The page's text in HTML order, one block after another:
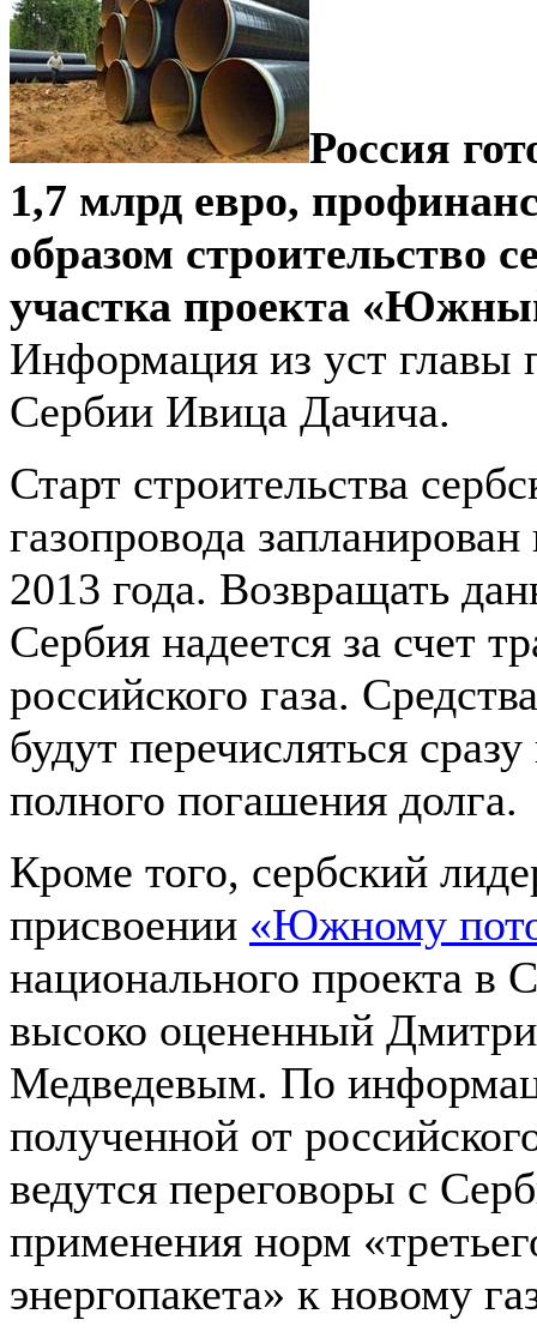
Россия
1,7 млрд евро,
образом строительство
участка проекта
Информация из уст главы
Сербии Ивица Дачича.
Старт строительства
газопровода запланирован
2013 года. Возвращать
Сербия надеется за счет
российского газа.
будут перечисляться
полного погашения долга.
Кроме того, сербский
присвоении «Южному
национального проекта в
высоко оцененный
Медведевым. По
полученной от
ведутся переговоры с
применения норм
энергопакета» к новому